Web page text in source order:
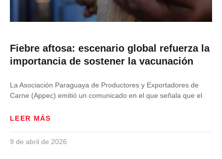
Fiebre aftosa: escenario global refuerza la
importancia de sostener la vacunación
La Asociación Paraguaya de Productores y Exportadores de
Carne (Appec) emitió un comunicado en el que señala que el
LEER MÁS
9 de abril de 2026